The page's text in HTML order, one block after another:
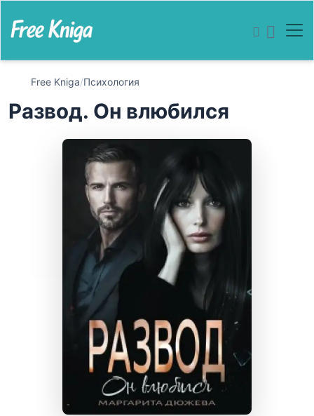
Free Kniga/Психология
Развод. Он влюбился